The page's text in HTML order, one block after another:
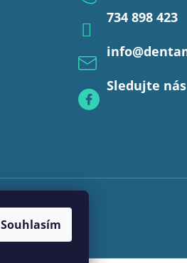
Souhlasím
info@
734 898 423
Sledujte nás